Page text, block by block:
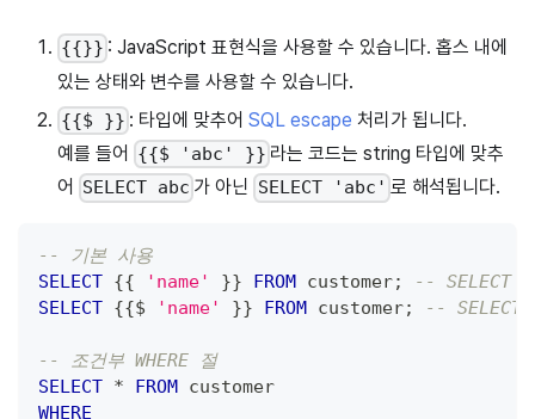
{{}} : JavaScript 표현식을 사용할 수 있습니다. 홉스 내에
있는 상태와 변수를 사용할 수 있습니다.
{{$ }} : 타입에 맞추어SQL escape 처리가 됩니다.
예를 들어
{{$ 'abc' }} 라는 코드는 string 타입에 맞추
어
SELECT abc 가 아닌 SELECT 'abc' 로 해석됩니다.
-- 기본 사용
SELECT {{ 'name' }} FROM customer;
-- SELECT
SELECT {{$ 'name' }} FROM customer; -- SELECT
-- 조건부 WHERE 절
SELECT * FROM
customer
WHERE